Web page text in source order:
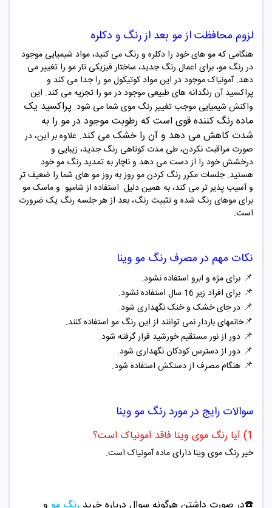
لزوم محافظت از مو بعد از رنگ و دکلره
هنگامی که مو های خود را دکلره و رنگ می کنید، مواد شیمیایی موجود
در رنگ مو، برای اعمال رنگ جدید، ساختار فیزیکی تار مو را تغییر می
دهد. آمونیاک موجود در این مواد کوتیکول مو را جدا می کند و
پراکسید آن رنگدانه های طبیعی موجود در مو را تجزیه می کند. این
واکنش شیمیایی موجب تغییر رنگ موی شما می شود. پراکسید یک
ماده رنگ‌ کننده قوی است که رطوبتموجود در مو را به
شدت کاهش می دهد و آن را خشک می کند. علاوه بر این، در
صورت مراقبت نکردن، طی مدت کوتاهی رنگ جدید، زیبایی و
درخشش خود را از دست می دهد و ناچار به تمدید رنگ مو خود
هستید. جلسات مکرر رنگ کردن مو روز به روز مو های شما را ضعیف تر
و آسیب پذیر تر می کند، به همین دلیل استفاده از شامپو و ماسک مو
برای موهای رنگ شده و تثبیت رنگ، بعد از هر جلسه رنگ یک ضرورت
است.
نکات مهم در مصرف رنگ مو وینا
📌 برای مژه و ابرو استفاده نشود.
📌 برای افراد زیر 16 سال استفاده نشود.
📌 در جای خشک و خنک نگهداری شود.
📌خانمهای باردار نمی توانند از این رنگ مو استفاده کنند.
📌 دور از نور مستقیم خورشید قرار گرفته شود.
📌 دور از دسترس کودکان نگهداری شود.
📌 هنگام مصرف از دستکش استفاده شود.
سوالات رایج در مورد رنگ مو وینا
1) آیا رنگ موی وینا فاقد آمونیاک است؟
خیر رنگ موی وینا دارای ماده آمونیاک است.